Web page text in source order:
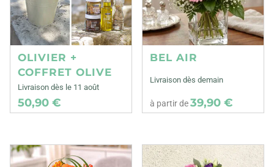
OLIVIER +
COFFRET OLIVE
Livraison dès le 11 août
50,90 €
BEL AIR
Livraison dès demain
à partir de39,90 €